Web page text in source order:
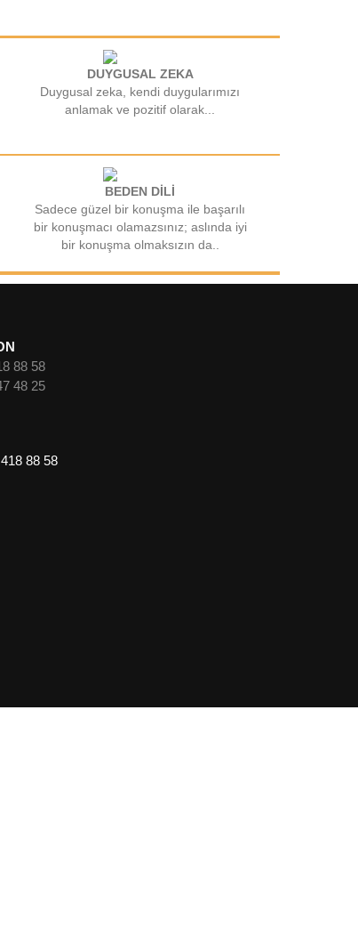
DUYGUSAL ZEKA
Duygusal zeka, kendi duygularımızı
anlamak ve pozitif olarak...
BEDEN DİLİ
Sadece güzel bir konuşma ile başarılı
bir konuşmacı olamazsınız; aslında iyi
bir konuşma olmaksızın da..
88 58
48 25
88 58